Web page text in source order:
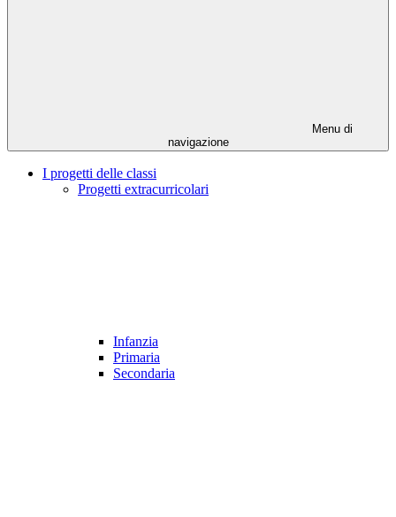
Menu di
navigazione
I progetti delle classi
Progetti extracurricolari
Infanzia
Primaria
Secondaria